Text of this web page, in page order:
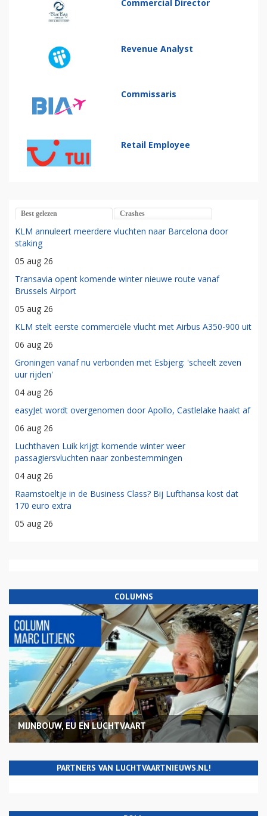
Commercial Director
Revenue Analyst
Commissaris
Retail Employee
Best gelezen Crashes
KLM annuleert meerdere vluchten naar Barcelona door
staking
05 aug 26
Transavia opent komende winter nieuwe route vanaf
Brussels Airport
05 aug 26
KLM stelt eerste commerciële vlucht met Airbus A350-900 uit
06 aug 26
Groningen vanaf nu verbonden met Esbjerg: 'scheelt zeven
uur rijden'
04 aug 26
easyJet wordt overgenomen door Apollo, Castlelake haakt af
06 aug 26
Luchthaven Luik krijgt komende winter weer
passagiersvluchten naar zonbestemmingen
04 aug 26
Raamstoeltje in de Business Class? Bij Lufthansa kost dat
170 euro extra
05 aug 26
COLUMNS
MIJNBOUW, EU EN LUCHTVAART
PARTNERS VAN LUCHTVAARTNIEUWS.NL!